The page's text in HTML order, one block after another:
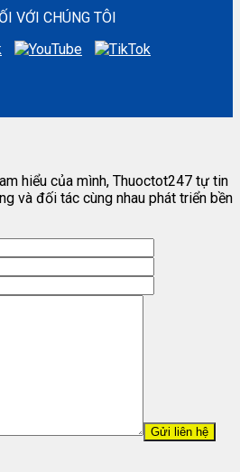
VỚI CHÚNG TÔI
hiểu của mình, Thuoctot247 tự tin
và đối tác cùng nhau phát triển bền